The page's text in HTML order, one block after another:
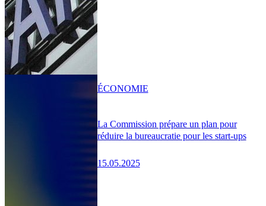
La Commission prépare un plan pour
réduire la bureaucratie pour les start-ups
15.05.2025
ÉCONOMIE